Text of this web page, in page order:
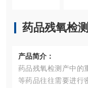
药品残氧检
产品简介：
药品残氧检测产中的
等药品往往需要进行